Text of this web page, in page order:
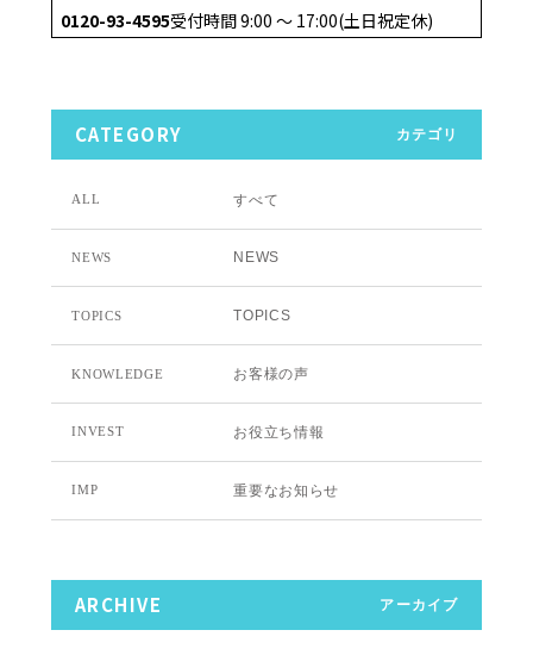
0120-93-4595受付時間 9:00 〜 17:00(土日祝定休)
CATEGORY カテゴリ
ALL すべて
NEWS NEWS
TOPICS TOPICS
KNOWLEDGE お客様の声
INVEST お役立ち情報
IMP 重要なお知らせ
ARCHIVE アーカイブ